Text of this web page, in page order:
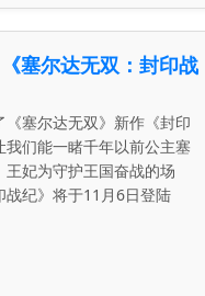
塞尔达无双：封印战
塞尔达无双》新作《封印
们能一睹千年以前公主塞
妃为守护王国奋战的场
纪》将于11月6日登陆